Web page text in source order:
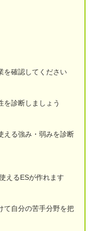
を確認してください
を診断しましょう
える強み・弱みを診断
えるESが作れます
て自分の苦手分野を把